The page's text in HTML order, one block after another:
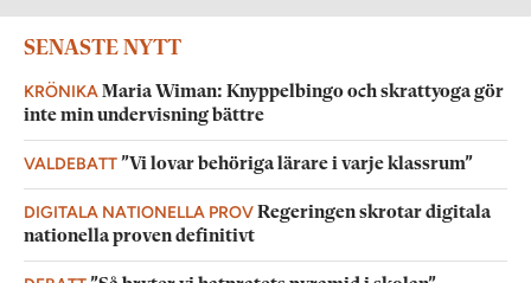
SENASTE NYTT
KRÖNIKA Maria Wiman: Knyppelbingo och skrattyoga gör
inte min undervisning bättre
VALDEBATT”Vi lovar behöriga lärare i varje klassrum”
DIGITALA NATIONELLA PROVRegeringen skrotar digitala
nationella proven definitivt